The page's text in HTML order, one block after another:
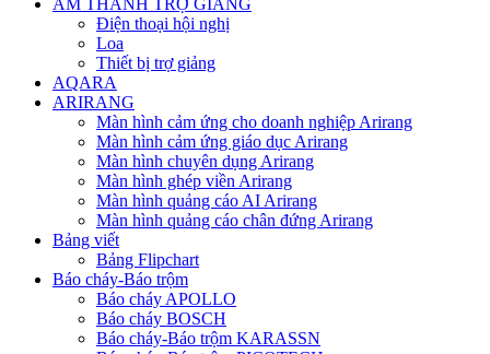
Điện thoại hội nghị
Loa
Thiết bị trợ giảng
AQARA
ARIRANG
Màn hình cảm ứng cho doanh nghiệp Arirang
Màn hình cảm ứng giáo dục Arirang
Màn hình chuyên dụng Arirang
Màn hình ghép viền Arirang
Màn hình quảng cáo AI Arirang
Màn hình quảng cáo chân đứng Arirang
Bảng viết
Bảng Flipchart
Báo cháy-Báo trộm
Báo cháy APOLLO
Báo cháy BOSCH
Báo cháy-Báo trộm KARASSN